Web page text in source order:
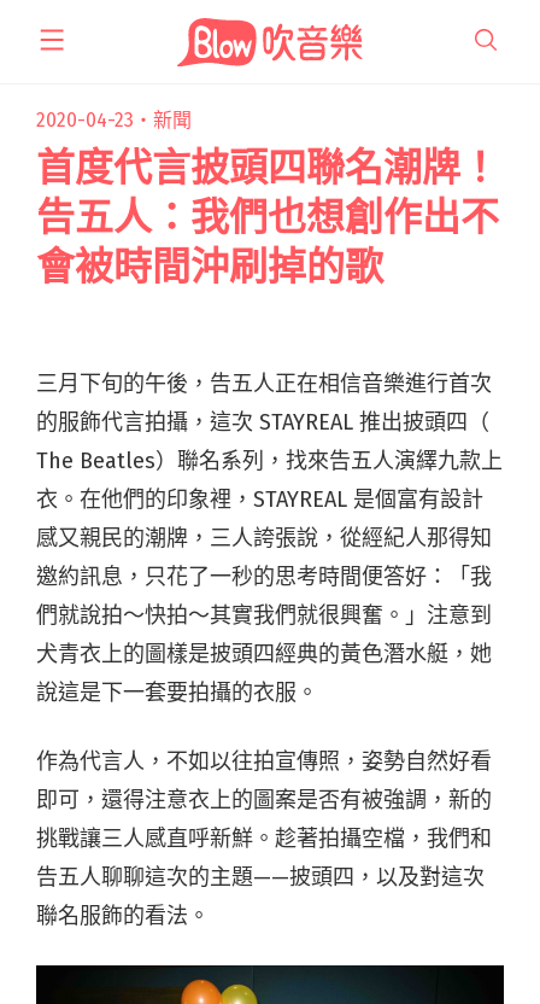
2020-04-23・ 新聞
首度代言披頭四聯名潮牌！
告五人：我們也想創作出不
會被時間沖刷掉的歌
三月下旬的午後，告五人正在相信音樂進行首次
的服飾代言拍攝，這次 STAYREAL 推出披頭四（
The Beatles）聯名系列，找來告五人演繹九款上
衣。在他們的印象裡，STAYREAL 是個富有設計
感又親民的潮牌，三人誇張說，從經紀人那得知
邀約訊息，只花了一秒的思考時間便答好：「我
們就說拍～快拍～其實我們就很興奮。」注意到
犬青衣上的圖樣是披頭四經典的黃色潛水艇，她
說這是下一套要拍攝的衣服。
作為代言人，不如以往拍宣傳照，姿勢自然好看
即可，還得注意衣上的圖案是否有被強調，新的
挑戰讓三人感直呼新鮮。趁著拍攝空檔，我們和
告五人聊聊這次的主題——披頭四，以及對這次
聯名服飾的看法。